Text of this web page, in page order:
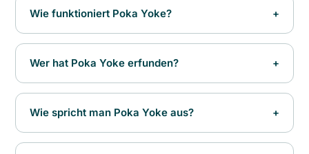
Wie funktioniert Poka Yoke? +
Wer hat Poka Yoke erfunden? +
Wie spricht man Poka Yoke aus? +